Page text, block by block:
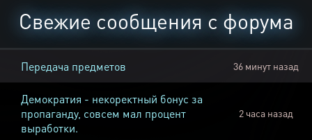
Свежие сообщения с форума
Передача предметов 36 минут назад
Демократия - некоректный бонус за
пропаганду, совсем мал процент
выработки.
2 часа назад